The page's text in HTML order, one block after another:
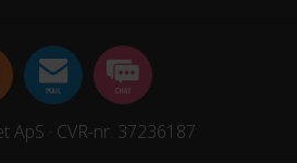
ApS · CVR-nr. 37236187